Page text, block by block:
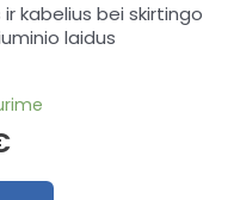
kabelius bei skirtingo
laidus